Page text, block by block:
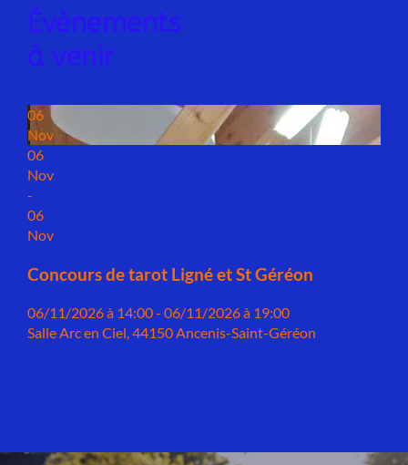
Évènements
à venir
06
Nov
06
Nov
-
06
Nov
Concours de tarot Ligné et St Géréon
06/11/2026 à 14:00 - 06/11/2026 à 19:00
Salle Arc en Ciel, 44150 Ancenis-Saint-Géréon